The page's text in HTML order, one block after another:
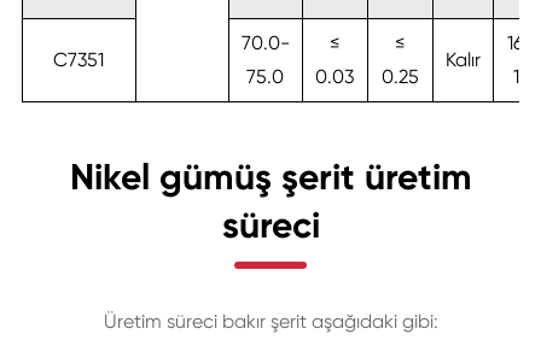
C7351
70.0-
75.0
≤
0.03
≤
0.25
Kalır
19.5
Nikel gümüş şerit üretim
süreci
Üretim süreci bakır şerit aşağıdaki gibi: